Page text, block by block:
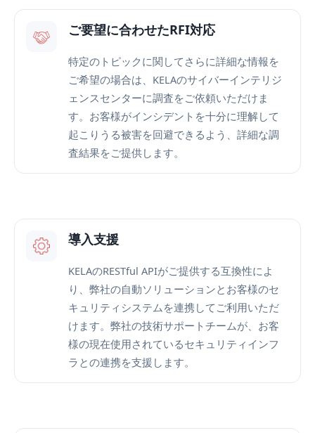
ご要望に合わせたRFI対応
特定のトピックに関してさらに詳細な情報を
ご希望の場合は、KELAのサイバーインテリジ
ェンスセンターに調査をご依頼いただけま
す。お客様がインシデントを十分に理解して
起こりうる被害を回避できるよう、詳細な調
査結果をご提供します。
導入支援
KELAのRESTful APIがご提供する互換性によ
り、弊社の自動ソリューションとお客様のセ
キュリティシステムを連携してご利用いただ
けます。弊社の技術サポートチームが、お客
様の現在使用されているセキュリティインフ
ラとの連携を支援します。